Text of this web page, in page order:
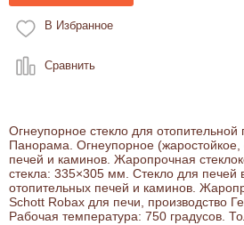
В Избранное
Сравнить
Огнеупорное стекло для
Панорама. Огнеупорное (жаростойкое,
печей и каминов. Жаропрочная
стекла: 335×305 мм. Стекло для печей
отопительных печей и каминов.
Schott Robax для печи, производство
Рабочая температура: 750 градусов.